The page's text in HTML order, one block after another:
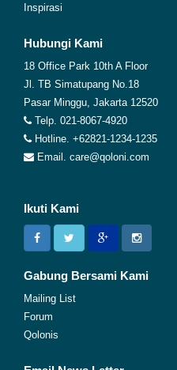
Inspirasi
Hubungi Kami
18 Office Park 10th A Floor
Jl. TB Simatupang No.18
Pasar Minggu, Jakarta 12520
Telp. 021-8067-4920
Hotline. +62821-1234-1235
Email. care@qoloni.com
Ikuti Kami
Gabung Bersami Kami
Mailing List
Forum
Qolonis